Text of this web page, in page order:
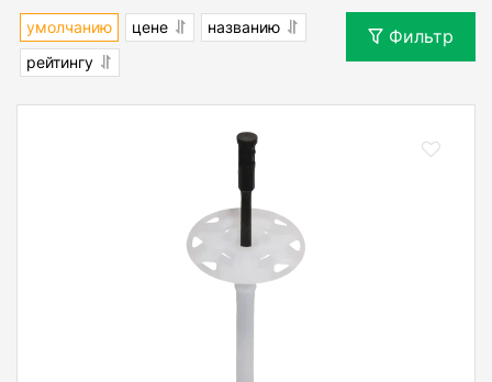
умолчанию цене
названию
рейтингу
Фильтр